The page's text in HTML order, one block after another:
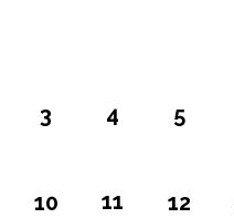
3 4 5
10 11 12